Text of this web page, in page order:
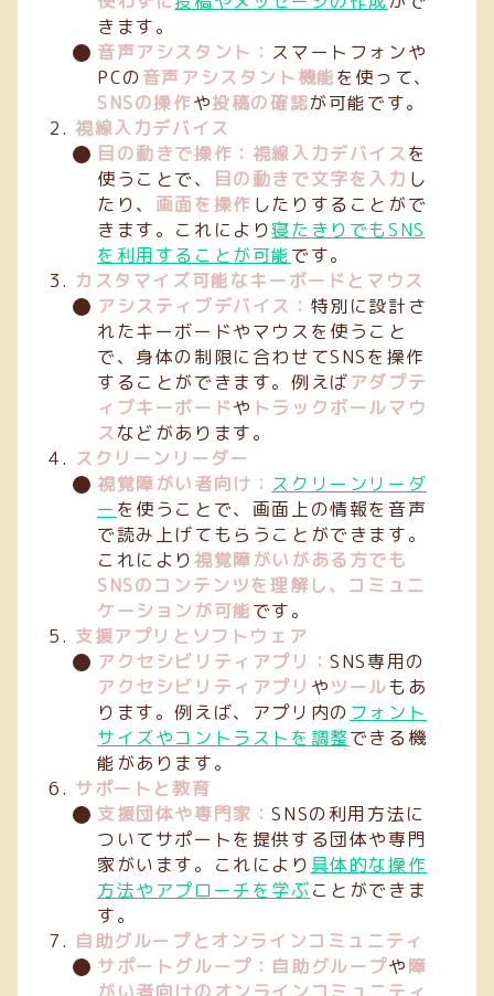
きます。
音声アシスタント： スマートフォンや
PCの音声アシスタント機能を使って、
SNSの操作や投稿の確認が可能です。
視線入力デバイス
目の動きで操作：視線入力デバイスを
使うことで、
目の動きで文字を入力 し
たり、 画面を操作 したりすることがで
きます。これにより寝たきりでもSNS
を利用することが可能です。
カスタマイズ可能なキーボードとマウス
アシスティブデバイス： 特別に設計さ
れたキーボードやマウスを使うこと
で、身体の制限に合わせてSNSを操作
することができます。例えばアダプテ
ィブキーボードや トラックボールマウ
スなどがあります。
スクリーンリーダー
視覚障がい者向け： スクリーンリーダ
ー を使うことで、画面上の情報を音声
で読み上げてもらうことができます。
これにより視覚障がいがある方でも
SNSのコンテンツを理解し、コミュニ
ケーションが可能です。
支援アプリとソフトウェア
アクセシビリティアプリ：SNS専用の
アクセシビリティアプリ やツールもあ
ります。例えば、アプリ内の フォント
サイズやコントラストを調整できる機
能があります。
サポートと教育
支援団体や専門家：SNSの利用方法に
ついてサポートを提供する団体や専門
家がいます。これにより 具体的な操作
方法やアプローチを学ぶことができま
す。
自助グループとオンラインコミュニティ
サポートグループ：自助グループや障